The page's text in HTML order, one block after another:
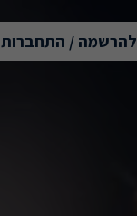
להרשמה / התחברות